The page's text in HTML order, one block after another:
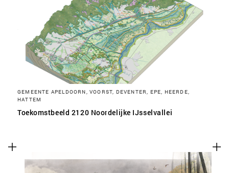
GEMEENTE APELDOORN, VOORST, DEVENTER, EPE, HEERDE,
HATTEM
Toekomstbeeld 2120 Noordelijke IJsselvallei
SLA VOORKEUREN OP